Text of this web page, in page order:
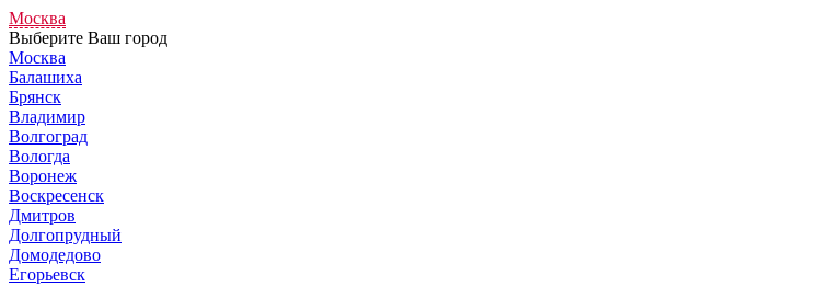
Москва
Выберите Ваш город
Москва
Балашиха
Брянск
Владимир
Волгоград
Вологда
Воронеж
Воскресенск
Дмитров
Долгопрудный
Домодедово
Егорьевск